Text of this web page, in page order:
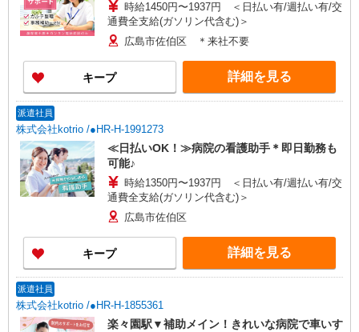
時給1450円〜1937円 ＜日払い有/週払い有/交
通費全支給(ガソリン代含む)＞
広島市佐伯区 ＊来社不要
キープ 詳細を見る
派遣社員
株式会社kotrio /●HR-H-1991273
≪日払いOK！≫病院の看護助手＊即日勤務も
可能♪
時給1350円〜1937円 ＜日払い有/週払い有/交
通費全支給(ガソリン代含む)＞
広島市佐伯区
キープ 詳細を見る
派遣社員
株式会社kotrio /●HR-H-1855361
楽々園駅▼補助メイン！きれいな病院で車いす